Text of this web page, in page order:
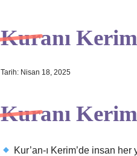
Kuranı
Tarih: Nisan 18, 2025
Kuranı
Kur’an-ı Kerim’de insan her